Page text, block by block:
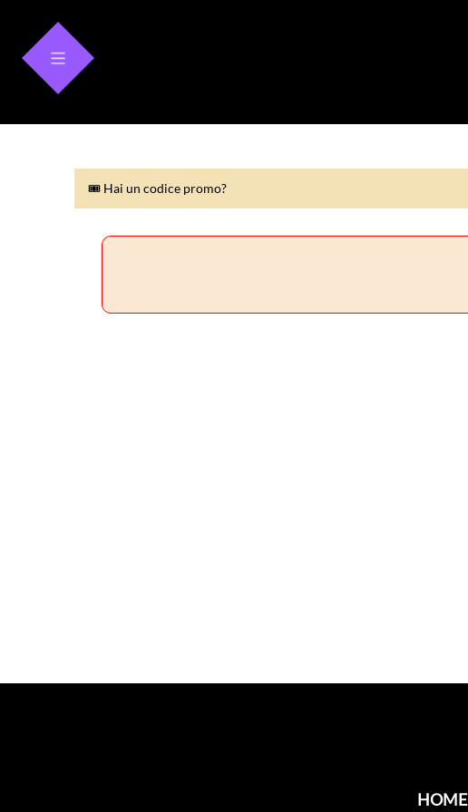
🎟 Hai un codice promo?
🎟 Hai un codice promo?
HOME